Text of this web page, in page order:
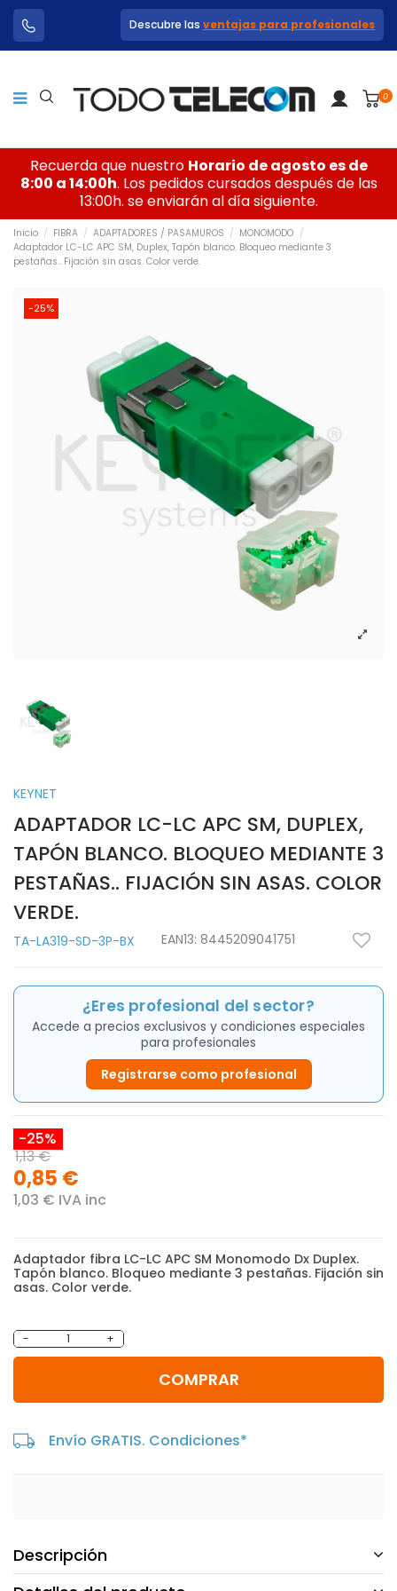
Descubre las ventajas para profesionales
0
Recuerda que nuestro Horario de agosto es de
8:00 a 14:00h. Los pedidos cursados después de las
13:00h. se enviarán al día siguiente.
Inicio FIBRA ADAPTADORES / PASAMUROS
MONOMODO
Adaptador LC-LC APC SM, Duplex, Tapón blanco. Bloqueo mediante 3
pestañas.. Fijación sin asas. Color verde.
-25%
KEYNET
ADAPTADOR LC-LC APC SM, DUPLEX,
TAPÓN BLANCO. BLOQUEO MEDIANTE 3
PESTAÑAS.. FIJACIÓN SIN ASAS. COLOR
VERDE.
TA-LA319-SD-3P-BX EAN13: 8445209041751
¿Eres profesional del sector?
Accede a precios exclusivos y condiciones especiales
para profesionales
Registrarse como profesional
-25%
1,13 €
0,85 €
1,03 € IVA inc
Adaptador fibra LC-LC APC SM Monomodo Dx Duplex.
Tapón blanco. Bloqueo mediante 3 pestañas. Fijación sin
asas. Color verde.
- +
COMPRAR
Envío GRATIS. Condiciones*
Descripción